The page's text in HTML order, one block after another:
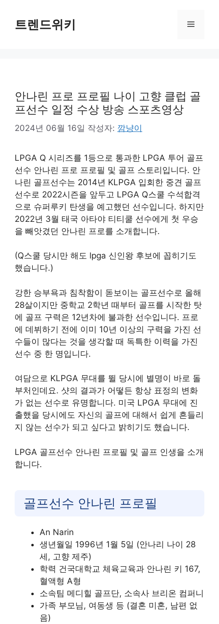
트렌드위키 메
안나린 프로 프로필 나이 고향 클럽 골
프선수 일정 수상 방송 스포츠영상
2024년 06월 16일 작성자: 깜냥이
LPGA Q 시리즈를 1등으로 통과한 LPGA 투어 골프
선수 안나린 프로 프로필 및 골프 스토리입니다. 안
나린 골프선수는 2014년 KLPGA 입회한 중견 골프
선수로 2022시즌을 앞두고 LPGA Q스쿨 수석합격
으로 슈퍼루키 탄생을 예고했던 선수입니다. 하지만
2022년 3월 태국 아타야 티티쿨 선수에게 첫 우승
을 빼앗겼던 안나린 프로를 소개합니다.
(Q스쿨 당시만 해도 lpga 신인왕 후보에 꼽히기도
했습니다.)
강한 승부욕과 침착함이 돋보이는 골프선수로 올해
28살이지만 중학교 2학년 때부터 골프를 시작한 탓
에 골프 구력은 12년차에 불과한 선수입니다. 프로
에 데뷔하기 전에 이미 10년 이상의 구력을 가진 선
수들이 많다는 것을 생각할 때 독특한 이력을 가진
선수 중 한 명입니다.
여담으로 KLPGA 무대를 뛸 당시에 별명이 바로 돌
부처인데요. 샷의 결과가 어떻든 항상 표정의 변화
가 없는 선수로 유명합니다. 미국 LPGA 무대에 진
출했을 당시에도 자신의 골프에 대해서 쉽게 흔들리
지 않는 선수가 되고 싶다고 밝히기도 했습니다.
LPGA 골프선수 안나린 프로필 및 골프 인생을 소개
합니다.
골프선수 안나린 프로필
An Narin
생년월일 1996년 1월 5일 (안나리 나이 28
세, 고향 제주)
학력 건국대학교 체육교육과 안나린 키 167,
혈액형 A형
소속팀 메디힐 골프단, 소속사 브리온 컴퍼니
가족 부모님, 여동생 등 (결혼 미혼, 남편 없
음)